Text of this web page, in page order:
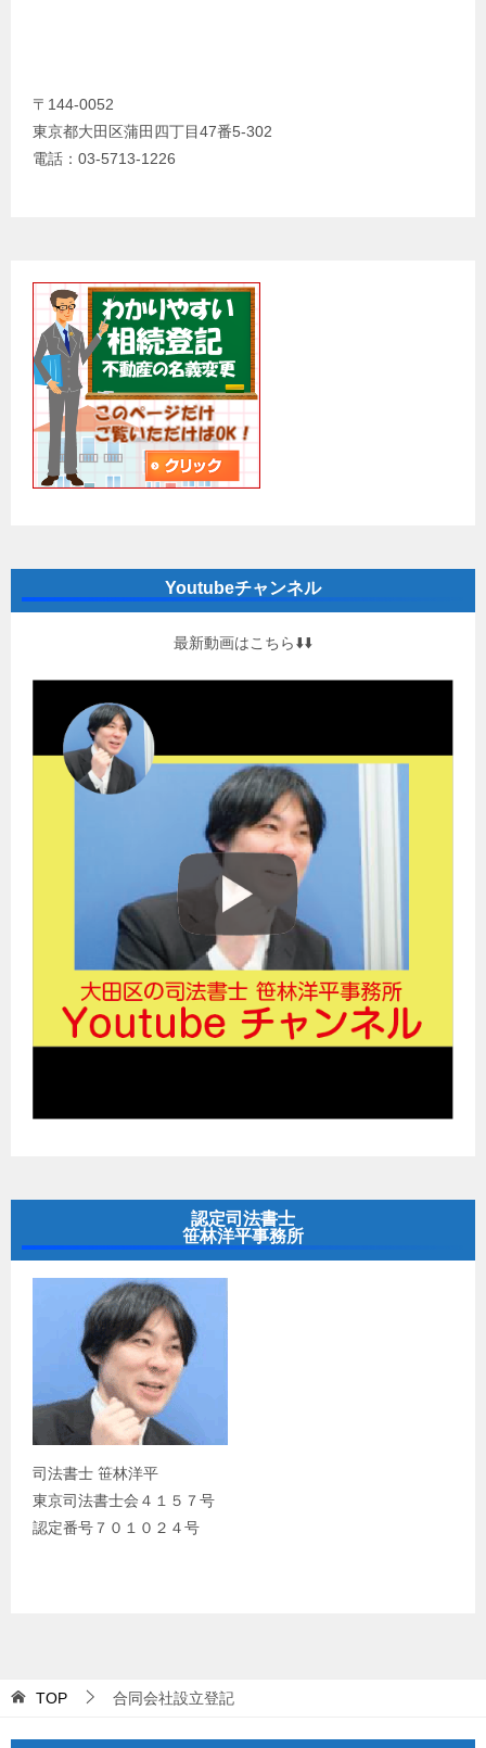
〒144-0052
東京都大田区蒲田四丁目47番5-302
電話：03-5713-1226
Youtubeチャンネル
最新動画はこちら⬇️⬇️
認定司法書士
笹林洋平事務所
司法書士 笹林洋平
東京司法書士会４１５７号
認定番号７０１０２４号
TOP 合同会社設立登記